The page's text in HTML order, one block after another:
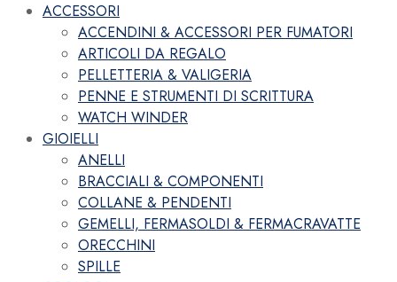
ACCESSORI
ACCENDINI & ACCESSORI PER FUMATORI
ARTICOLI DA REGALO
PELLETTERIA & VALIGERIA
PENNE E STRUMENTI DI SCRITTURA
WATCH WINDER
GIOIELLI
ANELLI
BRACCIALI & COMPONENTI
COLLANE & PENDENTI
GEMELLI, FERMASOLDI & FERMACRAVATTE
ORECCHINI
SPILLE